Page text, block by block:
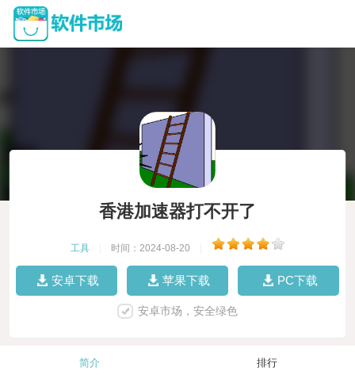
香港加速器打不开了
工具 时间：2024-08-20
安卓下载 苹果下载 PC下载
安卓市场，安全绿色
简介 排行